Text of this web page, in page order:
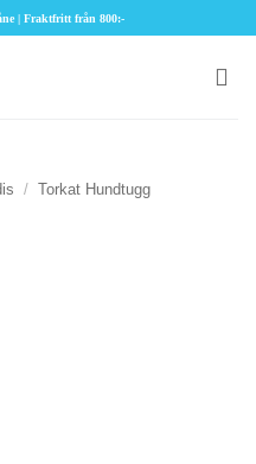
| Fraktfritt från 800:-
/ Torkat Hundtugg